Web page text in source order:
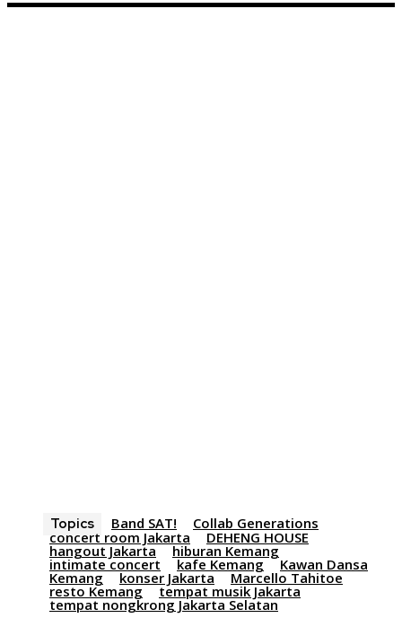
Topics Band SAT!
Collab Generations
concert room Jakarta
DEHENG HOUSE
hangout Jakarta hiburan Kemang
intimate concert kafe Kemang Kawan Dansa
Kemang konser Jakarta Marcello Tahitoe
resto Kemang tempat musik Jakarta
tempat nongkrong Jakarta Selatan